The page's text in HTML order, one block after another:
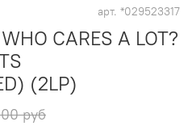
арт. *029523317
CARES A LOT?
(2LP)
руб